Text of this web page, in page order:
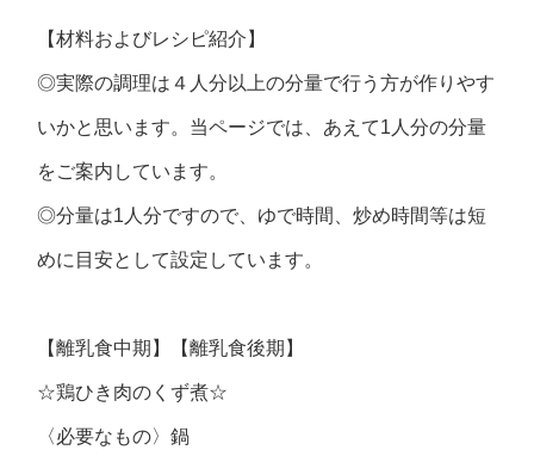
【材料およびレシピ紹介】
◎実際の調理は４人分以上の分量で行う方が作りやす
いかと思います。当ページでは、あえて1人分の分量
をご案内しています。
◎分量は1人分ですので、ゆで時間、炒め時間等は短
めに目安として設定しています。
【離乳食中期】【離乳食後期】
☆鶏ひき肉のくず煮☆
〈必要なもの〉鍋